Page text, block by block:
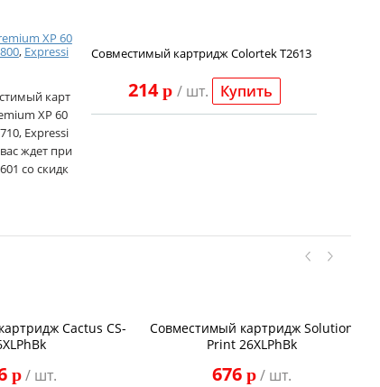
XP 60
, Expressi
карт
XP 60
Expressi
ждет при
со скидк
Совместимый картридж Colortek T2613
214p / шт. Купить
Cactus CS-
p/ шт.
Совместимый картридж Solution
Print 26XLPhBk
676 p/ шт.